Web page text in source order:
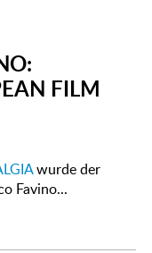
FILM
wurde der
Favino...